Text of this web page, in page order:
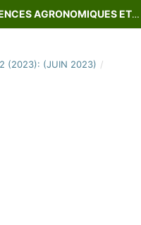
REVUE MAROCAINE DES SCIENCES AGRONOMIQUES ET VÉTÉRINAIRES
(2023): (JUIN 2023) /